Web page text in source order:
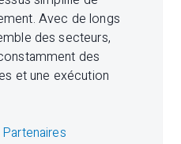
Avec de longs
des secteurs,
des
et une exécution